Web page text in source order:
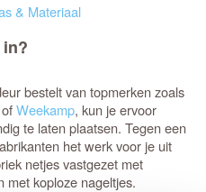
& Materiaal
bestelt van topmerken zoals
ofWeekamp, kun je ervoor
te laten plaatsen. Tegen een
het werk voor je uit
netjes vastgezet met
met koploze nageltjes.